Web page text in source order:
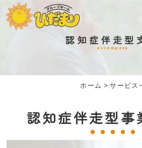
認知症伴走型
accompany
ホーム >サービス
認知症伴走型事